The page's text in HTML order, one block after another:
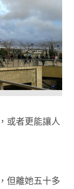
或者更能讓人
但離她五十多